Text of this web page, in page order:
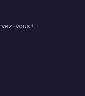
vous !